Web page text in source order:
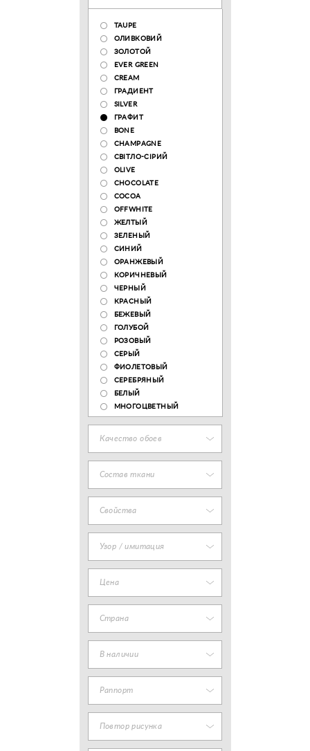
TAUPE
ОЛИВКОВИЙ
ЗОЛОТОЙ
EVER GREEN
CREAM
ГРАДИЕНТ
SILVER
ГРАФИТ
BONE
CHAMPAGNE
СВІТЛО-СІРИЙ
OLIVE
CHOCOLATE
COCOA
OFFWHITE
ЖЕЛТЫЙ
ЗЕЛЕНЫЙ
СИНИЙ
ОРАНЖЕВЫЙ
КОРИЧНЕВЫЙ
ЧЕРНЫЙ
КРАСНЫЙ
БЕЖЕВЫЙ
ГОЛУБОЙ
РОЗОВЫЙ
СЕРЫЙ
ФИОЛЕТОВЫЙ
СЕРЕБРЯНЫЙ
БЕЛЫЙ
МНОГОЦВЕТНЫЙ
Качество обоев
Состав ткани
Свойства
Узор / имитация
Цена
Страна
В наличии
Раппорт
Повтор рисунка